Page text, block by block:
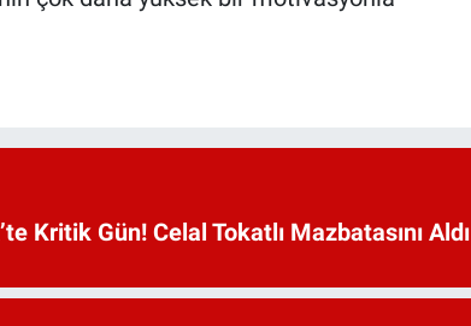
Kritik Gün! Celal Tokatlı Mazbatasını Aldı